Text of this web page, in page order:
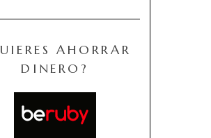
AHORRAR
DINERO?